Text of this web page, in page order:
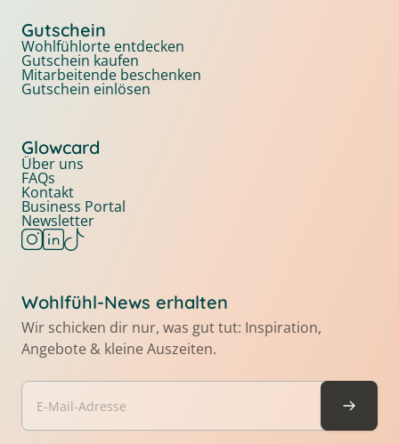
Gutschein
Wohlfühlorte entdecken
Gutschein kaufen
Mitarbeitende beschenken
Gutschein einlösen
Glowcard
Über uns
FAQs
Kontakt
Business Portal
Newsletter
Wohlfühl-News erhalten
Wir schicken dir nur, was gut tut: Inspiration,
Angebote & kleine Auszeiten.